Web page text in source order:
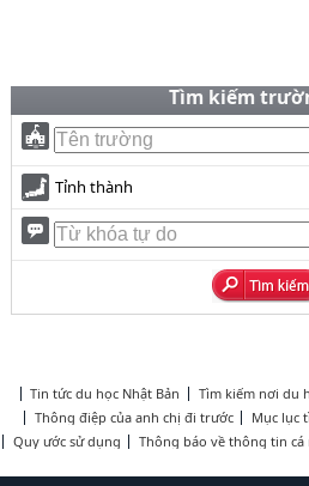
Tìm kiếm
Tỉnh thành
Tin tức du học Nhật Bản Tìm kiếm nơi du
Thông điệp của anh chị đi trước
Mục lục
Quy ước sử dụng
Thông báo về thông tin cá